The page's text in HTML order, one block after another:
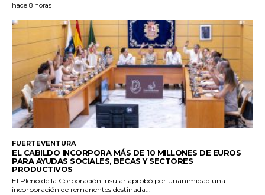
hace 8 horas
FUERTEVENTURA
EL CABILDO INCORPORA MÁS DE 10 MILLONES DE EUROS
PARA AYUDAS SOCIALES, BECAS Y SECTORES
PRODUCTIVOS
El Pleno de la Corporación insular aprobó por unanimidad una
incorporación de remanentes destinada...